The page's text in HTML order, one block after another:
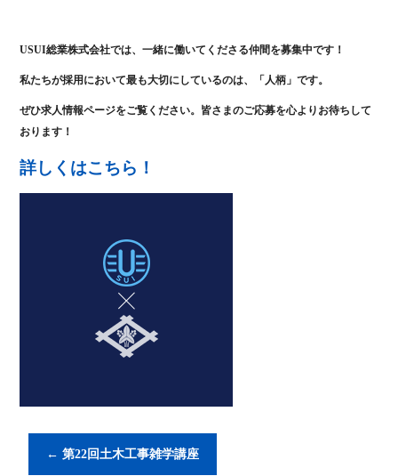
USUI総業株式会社では、一緒に働いてくださる仲間を募集中です！
私たちが採用において最も大切にしているのは、「人柄」です。
ぜひ求人情報ページをご覧ください。皆さまのご応募を心よりお待ちして
おります！
詳しくはこちら！
← 第22回土木工事雑学講座